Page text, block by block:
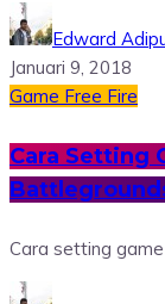
Edward
Januari 9, 2018
Game Free Fire
Cara Setting
Cara setting